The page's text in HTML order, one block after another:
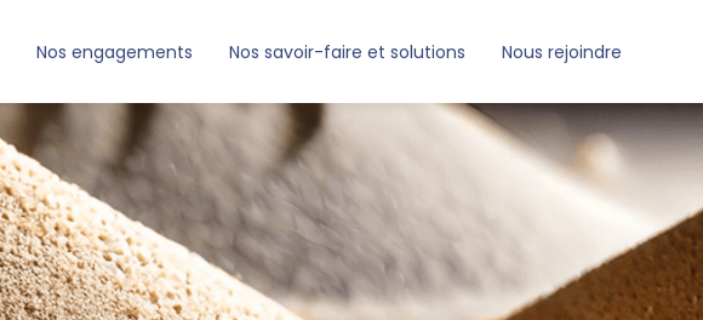
Nos engagements Nos savoir-faire et solutions Nous rejoindre